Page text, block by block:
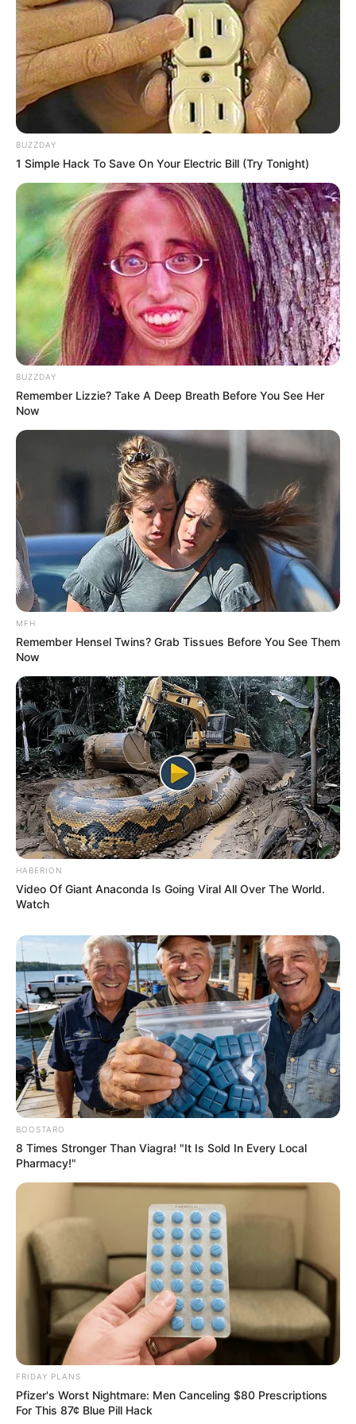
ΔΗΜΟΦΙΛΗ ΑΡΘΡΑ
Υγειονομικοί: Επιστολή-κόλαφος στην
επέτειο των αναστολών..
Παρασκευή, 2 Σεπτεμβρίου 2022, 15:39
Υγειονομικοί: Επιστολή-κόλαφος στην επέτειο των...
BUZZDAY
1 Simple Hack To Save On Your Electric Bill (Try Tonight)
BUZZDAY
Remember Lizzie? Take A Deep Breath Before You See Her
Now
MFH
Remember Hensel Twins? Grab Tissues Before You See Them
Now
HABERION
Video Of Giant Anaconda Is Going Viral All Over The World.
Watch
BOOSTARO
8 Times Stronger Than Viagra! "It Is Sold In Every Local
Pharmacy!"
FRIDAY PLANS
Pfizer's Worst Nightmare: Men Canceling $80 Prescriptions
For This 87¢ Blue Pill Hack